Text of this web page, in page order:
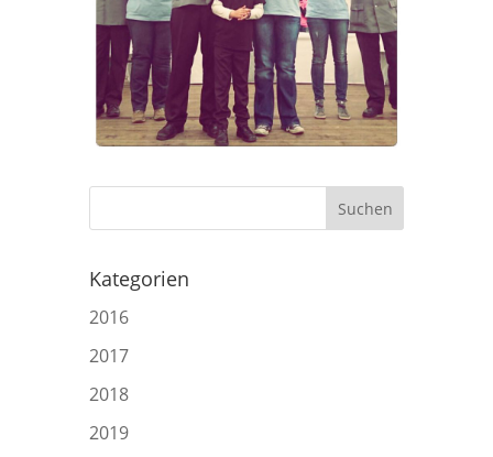
Kategorien
2016
2017
2018
2019